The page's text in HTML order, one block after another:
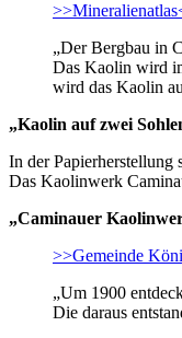
„Der Bergbau in
Das Kaolin wird
wird das Kaolin
„Kaolin auf zwei
In der Papierherstellung
Das Kaolinwerk
„Caminauer
>>Gemeinde
„Um 1900
Die daraus